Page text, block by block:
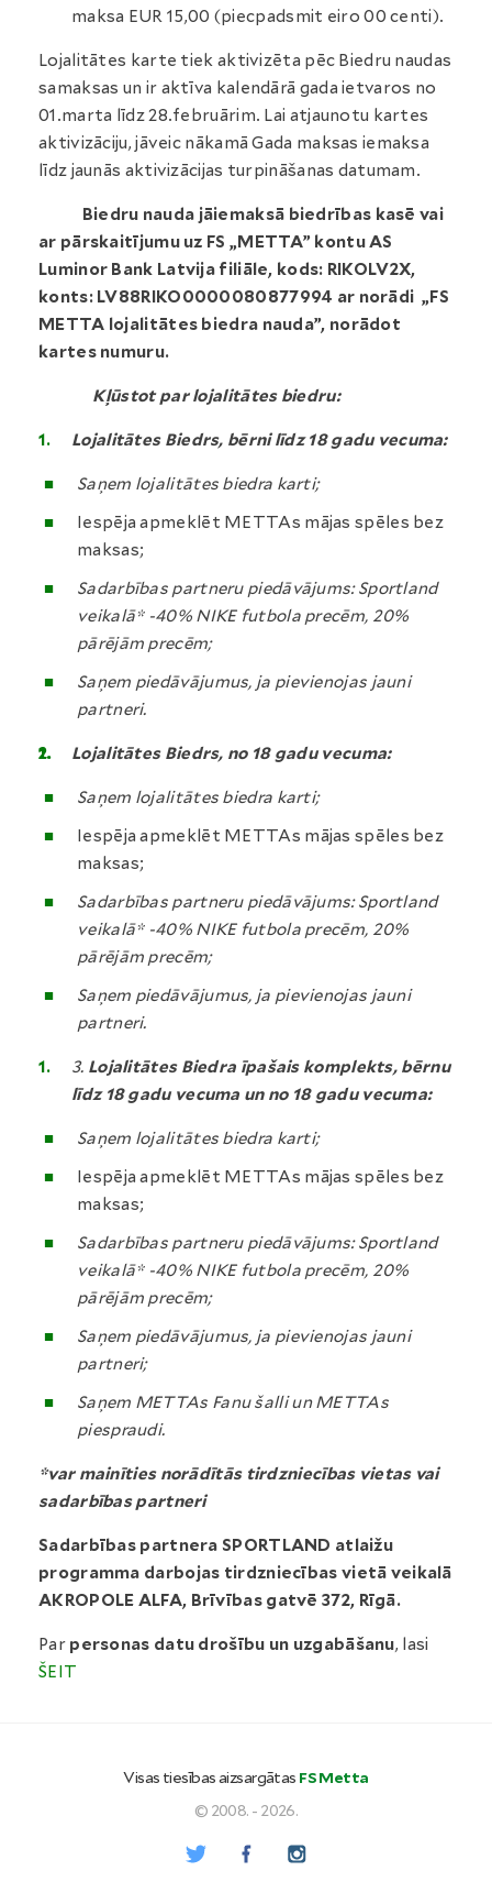
maksa EUR 15,00 (piecpadsmit eiro 00 centi).
Lojalitātes karte tiek aktivizēta pēc Biedru naudas
samaksas un ir aktīva kalendārā gada ietvaros no
01.marta līdz 28.februārim. Lai atjaunotu kartes
aktivizāciju, jāveic nākamā Gada maksas iemaksa
līdz jaunās aktivizācijas turpināšanas datumam.
Biedru nauda jāiemaksā biedrības kasē vai
ar pārskaitījumu uz FS „METTA” kontu AS
Luminor Bank Latvija filiāle, kods: RIKOLV2X,
konts: LV88RIKO0000080877994 ar norādi „FS
METTA lojalitātes biedra nauda”, norādot
kartes numuru.
Kļūstot par lojalitātes biedru:
Lojalitātes Biedrs, bērni līdz 18 gadu vecuma:
Saņem lojalitātes biedra karti;
Iespēja apmeklēt METTAs mājas spēles bez
maksas;
Sadarbības partneru piedāvājums: Sportland
veikalā* -40% NIKE futbola precēm, 20%
pārējām precēm;
Saņem piedāvājumus, ja pievienojas jauni
partneri.
Lojalitātes Biedrs, no 18 gadu vecuma:
Saņem lojalitātes biedra karti;
Iespēja apmeklēt METTAs mājas spēles bez
maksas;
Sadarbības partneru piedāvājums: Sportland
veikalā* -40% NIKE futbola precēm, 20%
pārējām precēm;
Saņem piedāvājumus, ja pievienojas jauni
partneri.
3. Lojalitātes Biedra īpašais komplekts, bērnu
līdz 18 gadu vecuma un no 18 gadu vecuma:
Saņem lojalitātes biedra karti;
Iespēja apmeklēt METTAs mājas spēles bez
maksas;
Sadarbības partneru piedāvājums: Sportland
veikalā* -40% NIKE futbola precēm, 20%
pārējām precēm;
Saņem piedāvājumus, ja pievienojas jauni
partneri;
Saņem METTAs Fanu šalli un METTAs
piespraudi.
*var mainīties norādītās tirdzniecības vietas vai
sadarbības partneri
Sadarbības partnera SPORTLAND atlaižu
programma darbojas tirdzniecības vietā veikalā
AKROPOLE ALFA, Brīvības gatvē 372, Rīgā.
Par personas datu drošību un uzgabāšanu, lasi
ŠEIT
Visas tiesības aizsargātas FS Metta
© 2008. - 2026.